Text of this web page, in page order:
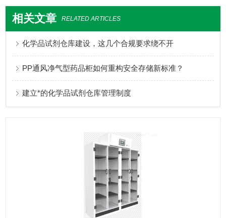
相关文章 RELATED ARTICLES
化学品试剂仓库建设，这几个合规要求绕不开
PP通风净气型药品柜如何重构安全存储新标准？
建立*的化学品试剂仓库管理制度